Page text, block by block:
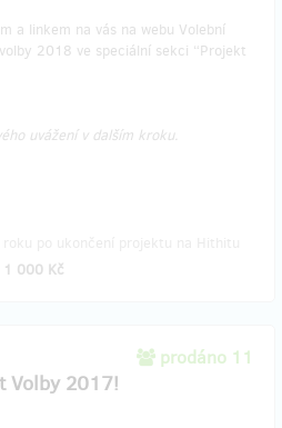
a linkem na vás na webu Volební
2018 ve speciální sekci “Projekt
uvážení v dalším kroku.
1 000 Kč
prodáno 11
Volby 2017!